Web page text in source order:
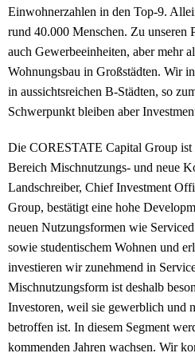
Einwohnerzahlen in den Top-9.
rund 40.000 Menschen. Zu unseren
auch Gewerbeeinheiten, aber mehr
Wohnungsbau in Großstädten. Wir
in aussichtsreichen B-Städten, so
Schwerpunkt bleiben aber
Die CORESTATE Capital Group
Bereich Mischnutzungs- und neue
Landschreiber, Chief Investment
Group, bestätigt eine hohe
neuen Nutzungsformen wie
sowie studentischem Wohnen und
investieren wir zunehmend in
Mischnutzungsform ist deshalb
Investoren, weil sie gewerblich und
betroffen ist. In diesem Segment
kommenden Jahren wachsen. Wir